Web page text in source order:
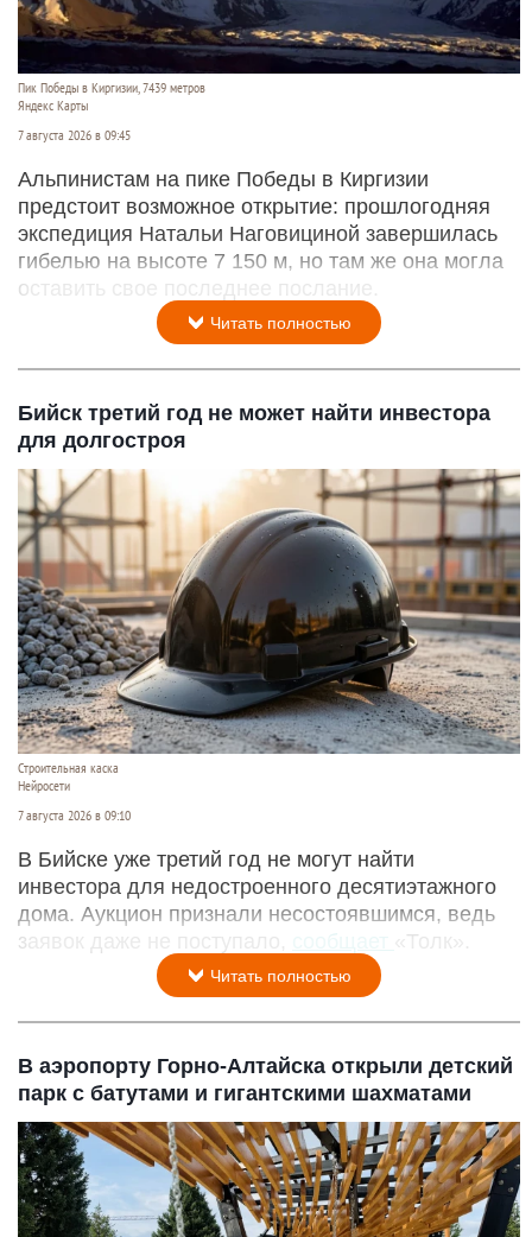
Пик Победы в Киргизии, 7439 метров
Яндекс Карты
7 августа 2026 в 09:45
Альпинистам на пике Победы в Киргизии
предстоит возможное открытие: прошлогодняя
экспедиция Натальи Наговициной завершилась
гибелью на высоте 7 150 м, но там же она могла
оставить свое последнее послание.
Читать полностью
Бийск третий год не может найти инвестора
для долгостроя
Строительная каска
Нейросети
7 августа 2026 в 09:10
В Бийске уже третий год не могут найти
инвестора для недостроенного десятиэтажного
дома. Аукцион признали несостоявшимся, ведь
заявок даже не поступало,
сообщает «Толк».
Читать полностью
В аэропорту Горно-Алтайска открыли детский
парк с батутами и гигантскими шахматами